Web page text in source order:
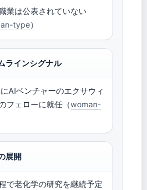
業は公表されていない
type）
ラインシグナル
AIベンチャーのエクサウィ
フェローに就任（woman-
展開
で老化学の研究を継続予定